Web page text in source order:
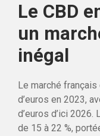
Le CBD
un
inégal
Le marché
d’euros en 2023,
d’euros d’ici
de 15 à 22 %,